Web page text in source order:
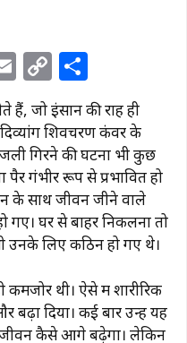
E
m
ai
l
C
o
p
y
Li
n
k
h
ar
e
जो इंसान की राह ही
दिव्यांग शिवचरण कंवर के
गिरने की घटना भी कुछ
पैर गंभीर रूप से प्रभावित हो
के साथ जीवन जीने वाले
गए। घर से बाहर निकलना तो
उनके लिए कठिन हो गए थे।
कमजोर थी। ऐसे में शारीरिक
बढ़ा दिया। कई बार उन्हें यह
जीवन कैसे आगे बढ़ेगा। लेकिन